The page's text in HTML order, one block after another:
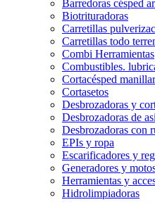
Barredoras césped
Biotrituradoras
Carretillas
Carretillas todo
Combi Herramientas
Combustibles.
Cortacésped manillar
Cortasetos
Desbrozadoras y
Desbrozadoras de
Desbrozadoras con
EPIs y ropa
Escarificadores y
Generadores y
Herramientas y
Hidrolimpiadoras